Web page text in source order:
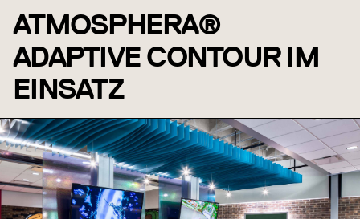
ATMOSPHERA®
ADAPTIVE CONTOUR IM
EINSATZ